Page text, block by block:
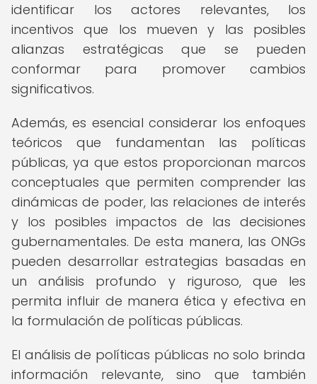
identificar los actores relevantes, los
incentivos que los mueven y las posibles
alianzas estratégicas que se pueden
conformar para promover cambios
significativos.
Además, es esencial considerar los enfoques
teóricos que fundamentan las políticas
públicas, ya que estos proporcionan marcos
conceptuales que permiten comprender las
dinámicas de poder, las relaciones de interés
y los posibles impactos de las decisiones
gubernamentales. De esta manera, las ONGs
pueden desarrollar estrategias basadas en
un análisis profundo y riguroso, que les
permita influir de manera ética y efectiva en
la formulación de políticas públicas.
El análisis de políticas públicas no solo brinda
información relevante, sino que también